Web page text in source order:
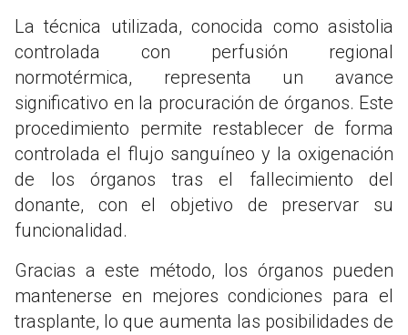
La técnica utilizada, conocida como asistolia
controlada con perfusión regional
normotérmica, representa un avance
significativo en la procuración de órganos. Este
procedimiento permite restablecer de forma
controlada el flujo sanguíneo y la oxigenación
de los órganos tras el fallecimiento del
donante, con el objetivo de preservar su
funcionalidad.
Gracias a este método, los órganos pueden
mantenerse en mejores condiciones para el
trasplante, lo que aumenta las posibilidades de